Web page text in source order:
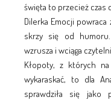
święta to przecież czas
Dilerka Emocji
skrzy się od humoru.
wzrusza i wciąga
Kłopoty, z których
wykaraskać, to dla
sprawdziła się jako